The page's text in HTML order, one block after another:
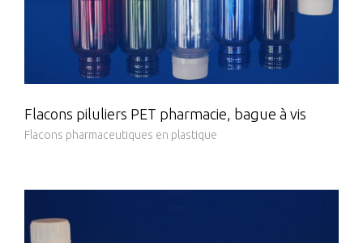
Flacons piluliers PET pharmacie, bague à vis
Flacons pharmaceutiques en plastique